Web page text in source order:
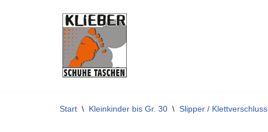
Start \ Kleinkinder bis Gr. 30 \ Slipper / Klettverschluss